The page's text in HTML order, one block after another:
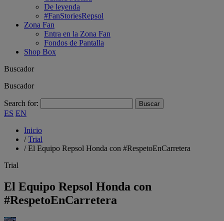
De leyenda
#FanStoriesRepsol
Zona Fan
Entra en la Zona Fan
Fondos de Pantalla
Shop Box
Buscador
Buscador
Search for:
ES EN
Inicio
/Trial
/El Equipo Repsol Honda con #RespetoEnCarretera
Trial
El Equipo Repsol Honda con
#RespetoEnCarretera